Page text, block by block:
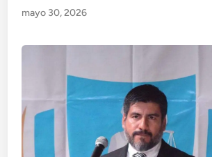
mayo 30, 2026